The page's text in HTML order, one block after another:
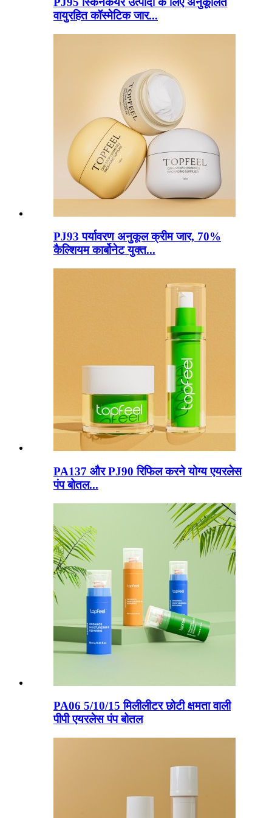
वायुरहित कॉस्मेटिक जार...
PJ93 पर्यावरण अनुकूल क्रीम जार, 70%
कैल्शियम कार्बोनेट युक्त...
PA137 और PJ90 रिफिल करने योग्य एयरलेस
पंप बोतल...
PA06 5/10/15 मिलीलीटर छोटी क्षमता वाली
पीपी एयरलेस पंप बोतल